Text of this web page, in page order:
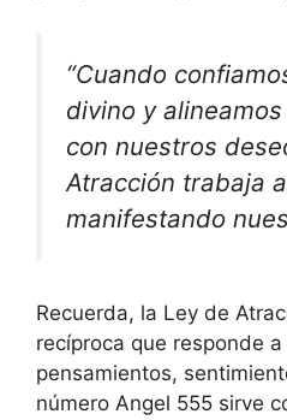
“Cuando
divino y
con nuestros
Atracción trabaja
manifestando
Recuerda, la Ley de
recíproca que responde
pensamientos,
número Angel 555 sirve